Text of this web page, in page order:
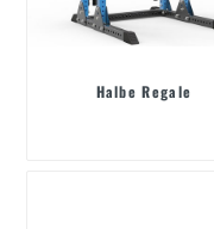
Halbe Regale